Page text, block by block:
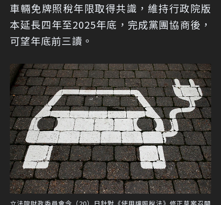
車輛免牌照稅年限取得共識，維持行政院版
本延長四年至2025年底，完成黨團協商後，
可望年底前三讀。